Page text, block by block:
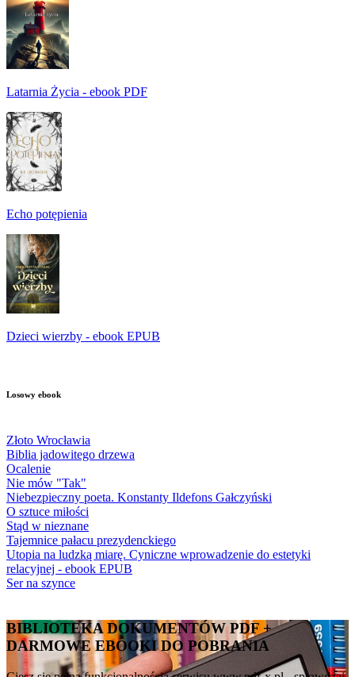
Latarnia Życia - ebook PDF
Echo potępienia
Dzieci wierzby - ebook EPUB
Losowy ebook
Złoto Wrocławia
Biblia jadowitego drzewa
Ocalenie
Nie mów "Tak"
Niebezpieczny poeta. Konstanty Ildefons Gałczyński
O sztuce miłości
Stąd w nieznane
Tajemnice pałacu prezydenckiego
Utopia na ludzką miarę. Cyniczne wprowadzenie do estetyki
relacyjnej - ebook EPUB
Ser na szynce
BIBLIOTEKA DOKUMENTÓW PDF +
DARMOWE EBOOKI DO POBRANIA